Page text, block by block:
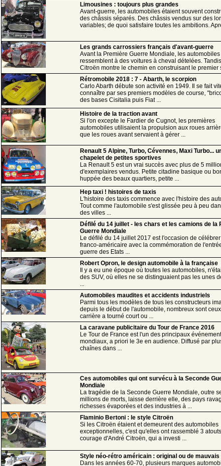
Limousines : toujours plus grandes
Avant-guerre, les automobiles étaient souvent
des châssis séparés. Des châssis vendus sur des
variables; de quoi satisfaire toutes les ambitions.
Les grands carrossiers français d'avant-guerre
Avant la Première Guerre Mondiale, les automobiles
ressemblent à des voitures à cheval dételées.
Citroën montre le chemin en construisant le premier
Rétromobile 2018 : 7 - Abarth, le scorpion
Carlo Abarth débute son activité en 1949. Il se fait
connaître par ses premiers modèles de course,
des bases Cisitalia puis Fiat ...
Histoire de la traction avant
Si l'on excepte le Fardier de Cugnot, les premières
automobiles utilisaient la propulsion aux roues
que les roues avant servaient à gérer ...
Renault 5 Alpine, Turbo, Cévennes, Maxi Turbo...
chapelet de petites sportives
La Renault 5 est un vrai succès avec plus de 5
d'exemplaires vendus. Petite citadine basique ou
huppée des beaux quartiers, petite ...
Hep taxi ! histoires de taxis
L'histoire des taxis commence avec l'histoire des
Tout comme l'automobile s'est glissée peu à peu
des villes ...
Défilé du 14 juillet - les chars et les camions de la
Guerre Mondiale
Le défilé du 14 juillet 2017 est l'occasion de
franco-américaire avec la commémoration de
guerre des Etats ...
Robert Opron, le design automobile à la française
Il y a eu une époque où toutes les automobiles,
des SUV, où elles ne se distinguaient pas les unes
...
Automobiles maudites et accidents industriels
Parmi tous les modèles de tous les constructeurs
depuis le début de l'automobile, nombreux sont
carrière a tourné court ou ...
La caravane publicitaire du Tour de France 2016
Le Tour de France est l'un des principaux
mondiaux, a priori le 3e en audience. Diffusé par
chaînes dans ...
Ces automobiles qui ont survécu à la Seconde
Mondiale
La tragédie de la Seconde Guerre Mondiale, outre
millions de morts, laisse derrière elle, des pays
richesses évaporées et des industries à ...
Flaminio Bertoni : le style Citroën
Si les Citroën étaient et demeurent des automobiles
exceptionnelles, c'est qu'elles ont rassemblé 3
courage d'André Citroën, qui a investi ...
Style néo-rétro américain : original ou de mauvais
Dans les années 60-70, plusieurs marques